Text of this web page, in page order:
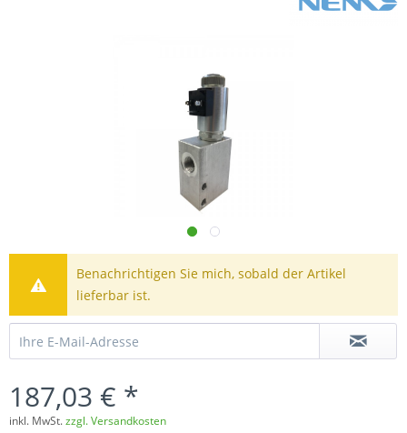
Benachrichtigen Sie mich, sobald der Artikel
lieferbar ist.
187,03 € *
inkl. MwSt.zzgl. Versandkosten